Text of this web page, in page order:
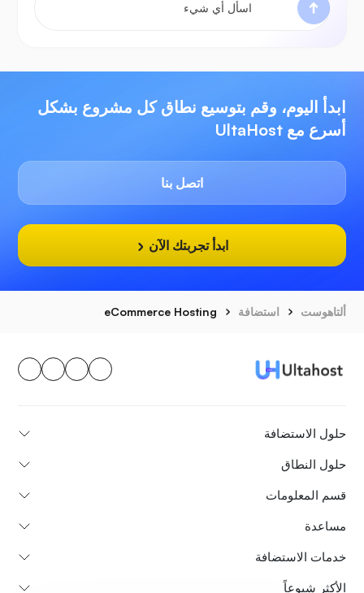
ابدأ اليوم، وقم بتوسيع نطاق كل مشروع بشكل
أسرع مع UltaHost
اتصل بنا
ابدأ تجربتك الآن
ألتاهوست استضافة eCommerce Hosting
حلول الاستضافة
حلول النطاق
قسم المعلومات
مساعدة
خدمات الاستضافة
الأكثر شيوعاً